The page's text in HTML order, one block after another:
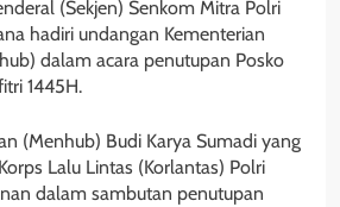
(Sekjen) Senkom Mitra Polri
hadiri undangan Kementerian
dalam acara penutupan Posko
1445H.
(Menhub) Budi Karya Sumadi yang
Lalu Lintas (Korlantas) Polri
dalam sambutan penutupan